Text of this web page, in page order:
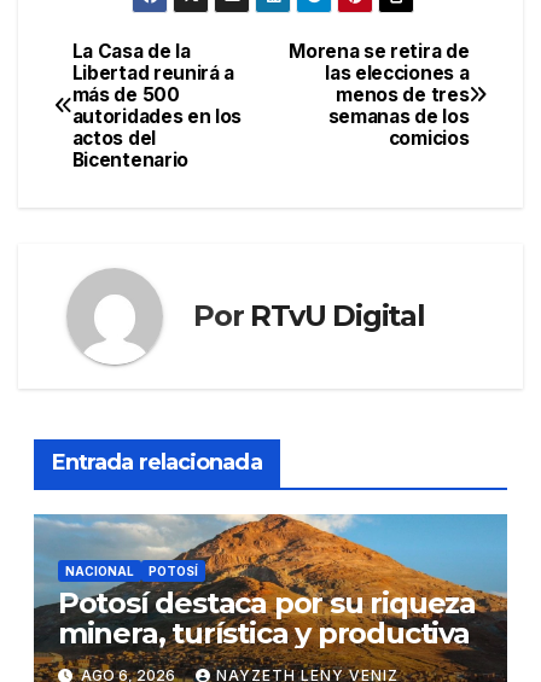
Navegación
de
entradas
Morena se retira de
las elecciones a
menos de tres
semanas de los
comicios
La Casa de la
Libertad reunirá a
más de 500
autoridades en los
actos del
Bicentenario
Por RTvU Digital
Entrada relacionada
NACIONAL POTOSÍ
Potosí destaca por su riqueza
minera, turística y productiva
AGO 6, 2026 NAYZETH LENY VENIZ